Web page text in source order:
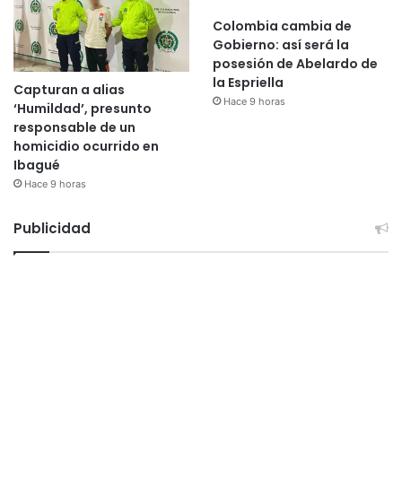
Capturan a alias
‘Humildad’, presunto
responsable de un
homicidio ocurrido en
Ibagué
Hace 9 horas
Colombia cambia de
Gobierno: así será la
posesión de Abelardo de
la Espriella
Hace 9 horas
Publicidad